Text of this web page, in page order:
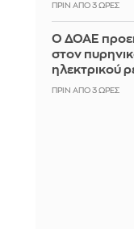
ΠΡΙΝ ΑΠΌ 3 ΏΡΕΣ
Ο ΔΟΑΕ
στον
ηλεκτρικού
ΠΡΙΝ ΑΠΌ 3 ΏΡΕΣ